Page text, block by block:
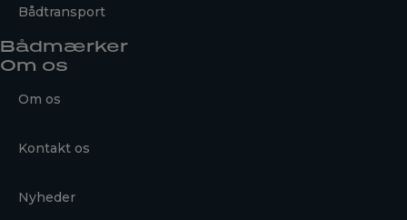
Bådtransport
Bådmærker
Om os
Om os
Kontakt os
Nyheder